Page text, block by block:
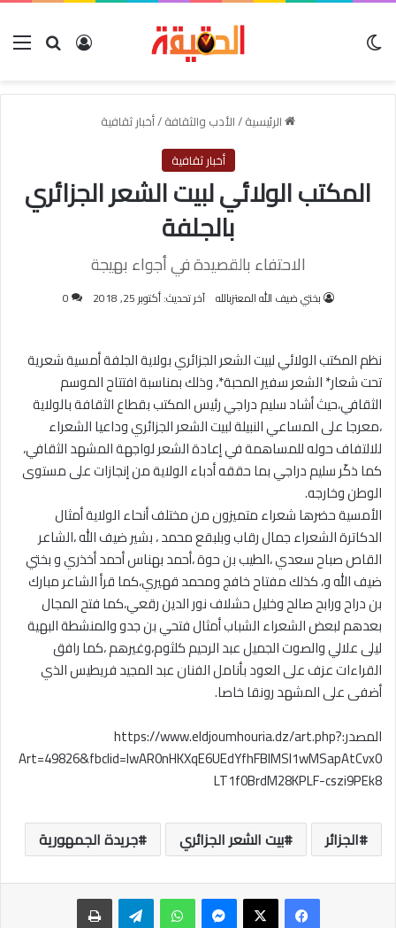
بحث عنتسجيل
الرئيسية/الأدب والثقافة/أخبار ثقافية
أخبار ثقافية
المكتب الولائي لبيت الشعر الجزائري
بالجلفة
الاحتفاء بالقصيدة في أجواء بهيجة
بختي ضيف الله المعتزبالله آخر تحديث: أكتوبر 25, 2018 0
نظم المكتب الولائي لبيت الشعر الجزائري بولاية الجلفة أمسية شعرية
تحت شعار* الشعر سفير المحبة*، وذلك بمناسبة افتتاح الموسم
الثقافي،حيث أشاد سليم دراجي رئيس المكتب بقطاع الثقافة بالولاية
،معرجا على المساعي النبيلة لبيت الشعر الجزائري وداعيا الشعراء
للالتفاف حوله للمساهمة في إعادة الشعر لواجهة المشهد الثقافي،
كما ذكّر سليم دراجي بما حققه أدباء الولاية من إنجازات على مستوى
الوطن وخارجه.
الأمسية حضرها شعراء متميزون من مختلف أنحاء الولاية أمثال
الدكاترة الشعراء جمال رقاب وبلبقع محمد ، بشير ضيف الله ،الشاعر
القاص صباح سعدي ،الطيب بن حوة ،أحمد بهناس أحمد أخذري و بختي
ضيف الله و، كذلك مفتاح خافج ومحمد قهيري،كما قرأ الشاعر مبارك
بن دراح ورابح صالح وخليل حشلاف نور الدين رقعي،كما فتح المجال
بعدهم لبعض الشعراء الشباب أمثال فتحي بن جدو والمنشطة البهية
ليلى علالي والصوت الجميل عبد الرحيم كلثوم،وغيرهم ،كما رافق
القراءات عزف على العود بأنامل الفنان عبد المجيد فريطيس الذي
أضفى على المشهد رونقا خاصا.
المصدر:https://www.eldjoumhouria.dz/art.php?
Art=49826&fbclid=IwAR0nHKXqE6UEdYfhFBIMSl1wMSapAtCvx0
LT1f0BrdM28KPLF-cszi9PEk8
الجزائر بيت الشعر الجزائري جريدة الجمهورية
ماسنجر واتساب تيلقرام